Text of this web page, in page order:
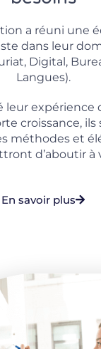
a réuni une
dans leur
Digital,
Langues).
leur expérience
croissance, ils
méthodes et
d’aboutir à
En savoir plus